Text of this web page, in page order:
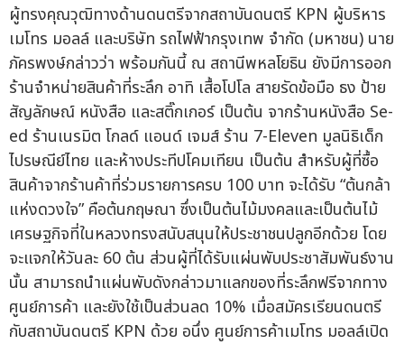
ผู้ทรงคุณวุฒิทางด้านดนตรีจากสถาบันดนตรี KPN ผู้บริหาร
เมโทร มอลล์ และบริษัท รถไฟฟ้ากรุงเทพ จำกัด (มหาชน) นาย
ภัครพงษ์กล่าวว่า พร้อมกันนี้ ณ สถานีพหลโยธิน ยังมีการออก
ร้านจำหน่ายสินค้าที่ระลึก อาทิ เสื้อโปโล สายรัดข้อมือ ธง ป้าย
สัญลักษณ์ หนังสือ และสติ๊กเกอร์ เป็นต้น จากร้านหนังสือ Se-
ed ร้านเนรมิต โกลด์ แอนด์ เจมส์ ร้าน 7-Eleven มูลนิธิเด็ก
ไปรษณีย์ไทย และห้างประทีปโคมเทียน เป็นต้น สำหรับผู้ที่ซื้อ
สินค้าจากร้านค้าที่ร่วมรายการครบ 100 บาท จะได้รับ “ต้นกล้า
แห่งดวงใจ” คือต้นกฤษณา ซึ่งเป็นต้นไม้มงคลและเป็นต้นไม้
เศรษฐกิจที่ในหลวงทรงสนับสนุนให้ประชาชนปลูกอีกด้วย โดย
จะแจกให้วันละ 60 ต้น ส่วนผู้ที่ได้รับแผ่นพับประชาสัมพันธ์งาน
นั้น สามารถนำแผ่นพับดังกล่าวมาแลกของที่ระลึกฟรีจากทาง
ศูนย์การค้า และยังใช้เป็นส่วนลด 10% เมื่อสมัครเรียนดนตรี
กับสถาบันดนตรี KPN ด้วย อนึ่ง ศูนย์การค้าเมโทร มอลล์เปิด